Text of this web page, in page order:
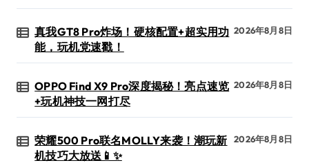
真我GT8 Pro炸场！硬核配置+超实用功
能，玩机党速戳！
2026年8月8日
OPPO Find X9 Pro深度揭秘！亮点速览
+玩机神技一网打尽
2026年8月8日
荣耀500 Pro联名MOLLY来袭！潮玩新
机技巧大放送📱✨
2026年8月8日